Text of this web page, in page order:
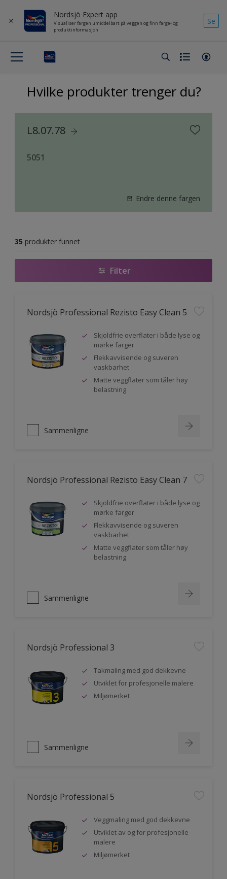
Nordsjö Expert app
Visualiser fargen umiddelbart på veggen og finn farge- og
produktinformasjon
Se
Hvilke produkter trenger du?
L8.07.78
5051
Endre denne fargen
35 produkter funnet
Filter
Nordsjö Professional Rezisto Easy Clean 5
Skjoldfrie overflater i både lyse og
mørke farger
Flekkavvisende og suveren
vaskbarhet
Matte veggflater som tåler høy
belastning
Sammenligne
Nordsjö Professional Rezisto Easy Clean 7
Skjoldfrie overflater i både lyse og
mørke farger
Flekkavvisende og suveren
vaskbarhet
Matte veggflater som tåler høy
belastning
Sammenligne
Nordsjö Professional 3
Takmaling med god dekkevne
Utviklet for profesjonelle malere
Miljømerket
Sammenligne
Nordsjö Professional 5
Veggmaling med god dekkevne
Utviklet av og for profesjonelle
malere
Miljømerket